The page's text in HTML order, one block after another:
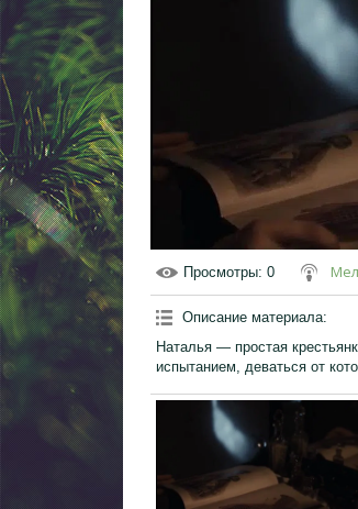
Просмотры: 0
Описание материала:
Наталья — простая
испытанием, деваться от